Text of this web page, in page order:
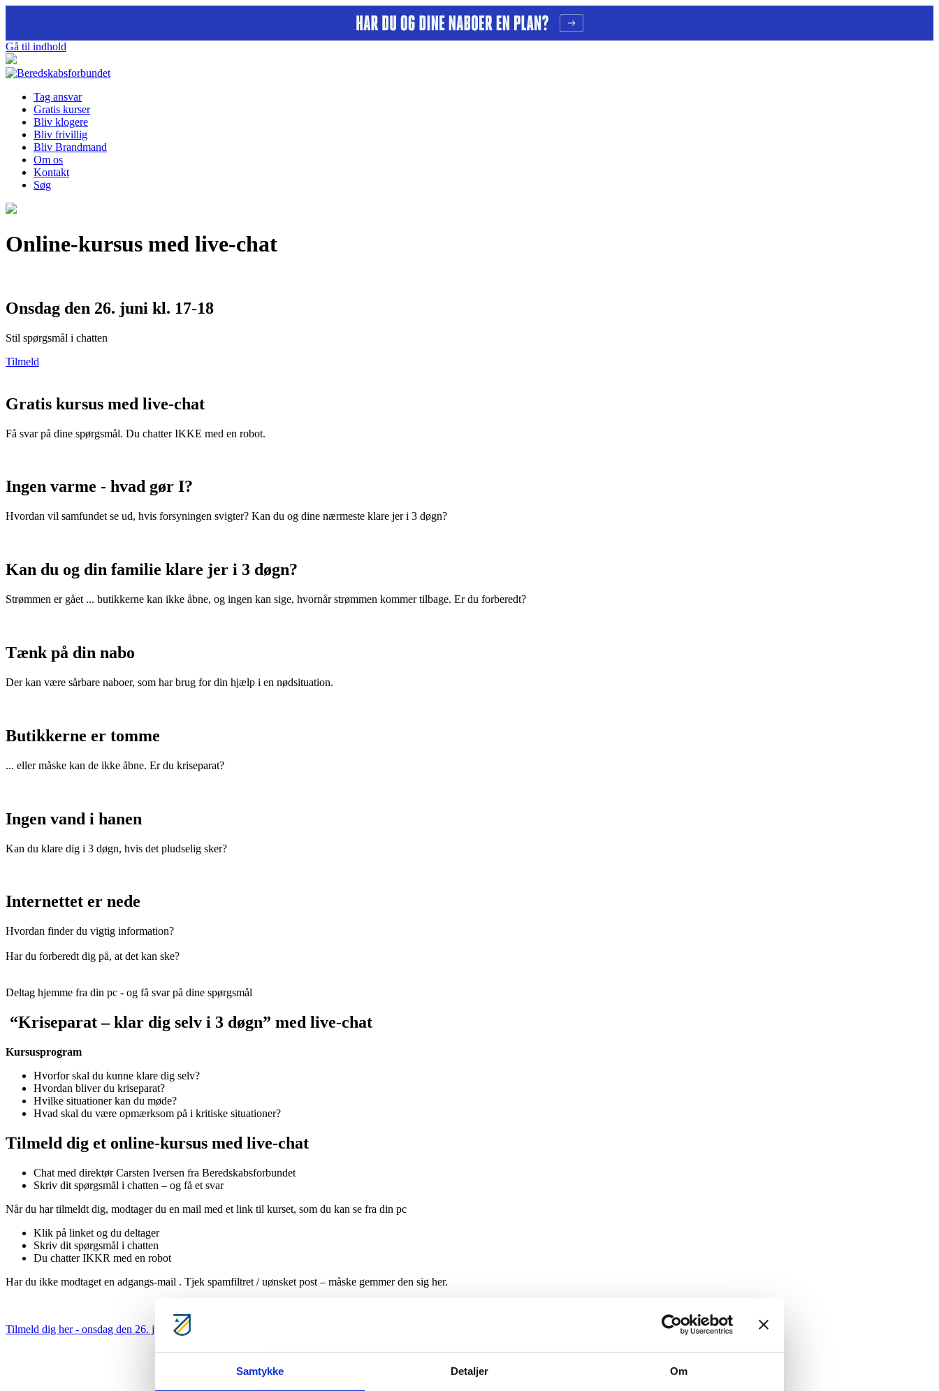
Samtykke Detaljer Om
Gå til indhold
Tag ansvar
Gratis kurser
Bliv klogere
Bliv frivillig
Bliv Brandmand
Om os
Kontakt
Søg
Online-kursus med live-chat
Onsdag den 26. juni kl. 17-18
Stil spørgsmål i chatten
Tilmeld
Gratis kursus med live-chat
Få svar på dine spørgsmål. Du chatter IKKE med en robot.
Ingen varme - hvad gør I?
Hvordan vil samfundet se ud, hvis forsyningen svigter? Kan du og dine nærmeste klare jer i 3 døgn?
Kan du og din familie klare jer i 3 døgn?
Strømmen er gået ... butikkerne kan ikke åbne, og ingen kan sige, hvornår strømmen kommer tilbage. Er du forberedt?
Tænk på din nabo
Der kan være sårbare naboer, som har brug for din hjælp i en nødsituation.
Butikkerne er tomme
... eller måske kan de ikke åbne. Er du kriseparat?
Ingen vand i hanen
Kan du klare dig i 3 døgn, hvis det pludselig sker?
Internettet er nede
Hvordan finder du vigtig information?
Har du forberedt dig på, at det kan ske?
Deltag hjemme fra din pc - og få svar på dine spørgsmål
“Kriseparat – klar dig selv i 3 døgn” med live-chat
Kursusprogram
Hvorfor skal du kunne klare dig selv?
Hvordan bliver du kriseparat?
Hvilke situationer kan du møde?
Hvad skal du være opmærksom på i kritiske situationer?
Tilmeld dig et online-kursus med live-chat
Chat med direktør Carsten Iversen fra Beredskabsforbundet
Skriv dit spørgsmål i chatten – og få et svar
Når du har tilmeldt dig, modtager du en mail med et link til kurset, som du kan se fra din pc
Klik på linket og du deltager
Skriv dit spørgsmål i chatten
Du chatter IKKR med en robot
Har du ikke modtaget en adgangs-mail . Tjek spamfiltret / uønsket post – måske gemmer den sig her.
Tilmeld dig her - onsdag den 26. juni kl. 17-17:45